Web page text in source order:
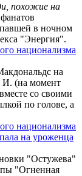
похожие на
в ночном
"Энергия".
национализма
на
И. (на момент
со своими
по голове, а
национализма
на уроженца
"Остужева"
"Огненная